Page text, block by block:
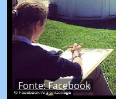
Fonte: Facebook